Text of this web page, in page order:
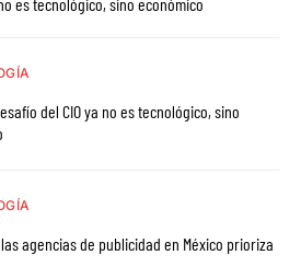
es tecnológico, sino económico
del CIO ya no es tecnológico, sino
agencias de publicidad en México prioriza